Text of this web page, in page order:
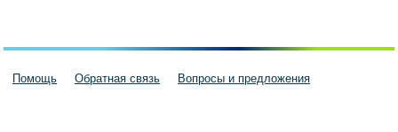
Помощь Обратная связь Вопросы и предложения